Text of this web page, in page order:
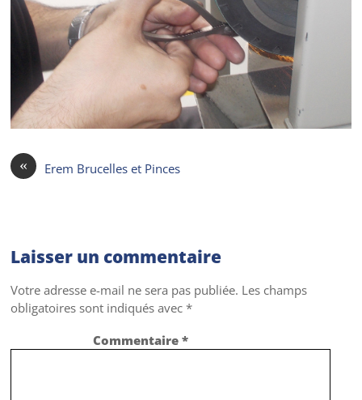
« Erem Brucelles et Pinces
Laisser un commentaire
Votre adresse e-mail ne sera pas publiée. Les champs
obligatoires sont indiqués avec*
Commentaire*